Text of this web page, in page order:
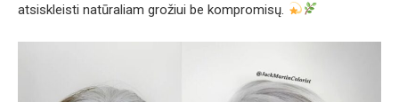
atsiskleisti natūraliam grožiui be kompromisų.